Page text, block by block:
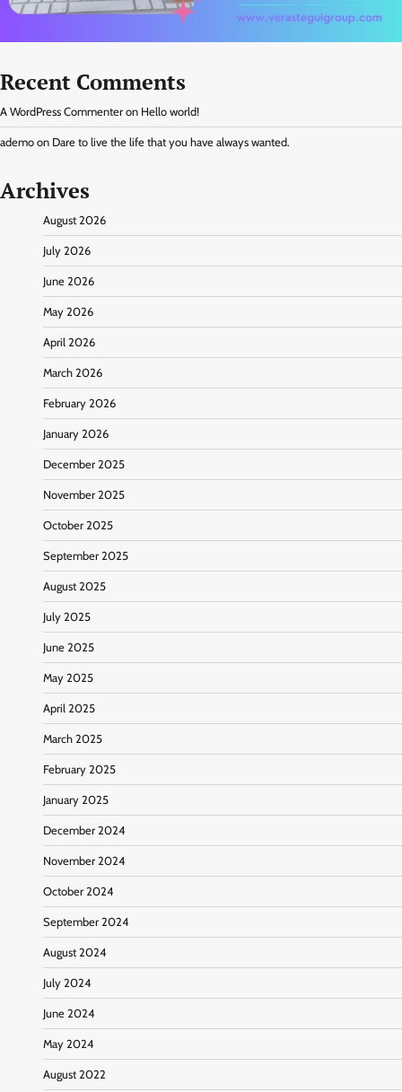
Recent Comments
A WordPress Commenter on Hello world!
ademo on Dare to live the life that you have always wanted.
Archives
August 2026
July 2026
June 2026
May 2026
April 2026
March 2026
February 2026
January 2026
December 2025
November 2025
October 2025
September 2025
August 2025
July 2025
June 2025
May 2025
April 2025
March 2025
February 2025
January 2025
December 2024
November 2024
October 2024
September 2024
August 2024
July 2024
June 2024
May 2024
August 2022